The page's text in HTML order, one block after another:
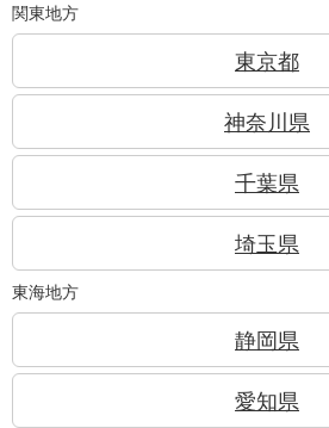
関東地方
東京都
神奈川県
千葉県
埼玉県
東海地方
静岡県
愛知県